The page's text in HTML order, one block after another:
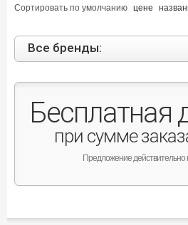
Сортировать поумолчанию цене
Все бренды:
Бесплатная
при сумме
Предложение действительно